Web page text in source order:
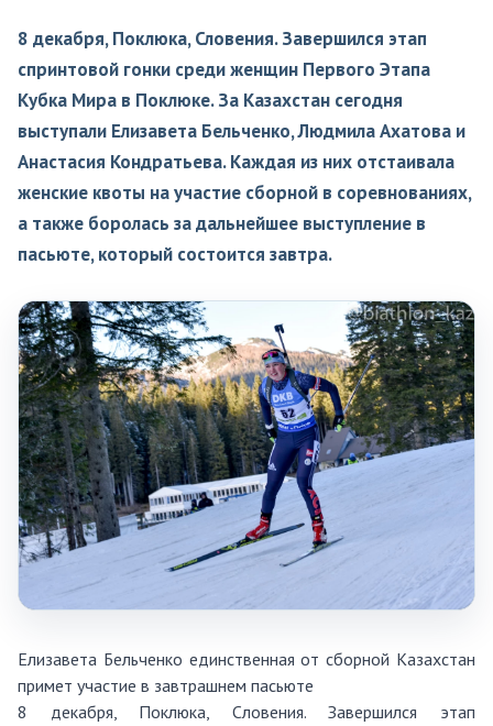
8 декабря, Поклюка, Словения. Завершился этап
спринтовой гонки среди женщин Первого Этапа
Кубка Мира в Поклюке. За Казахстан сегодня
выступали Елизавета Бельченко, Людмила Ахатова и
Анастасия Кондратьева. Каждая из них отстаивала
женские квоты на участие сборной в соревнованиях,
а также боролась за дальнейшее выступление в
пасьюте, который состоится завтра.
Елизавета Бельченко единственная от сборной Казахстан
примет участие в завтрашнем пасьюте
8 декабря, Поклюка, Словения. Завершился этап